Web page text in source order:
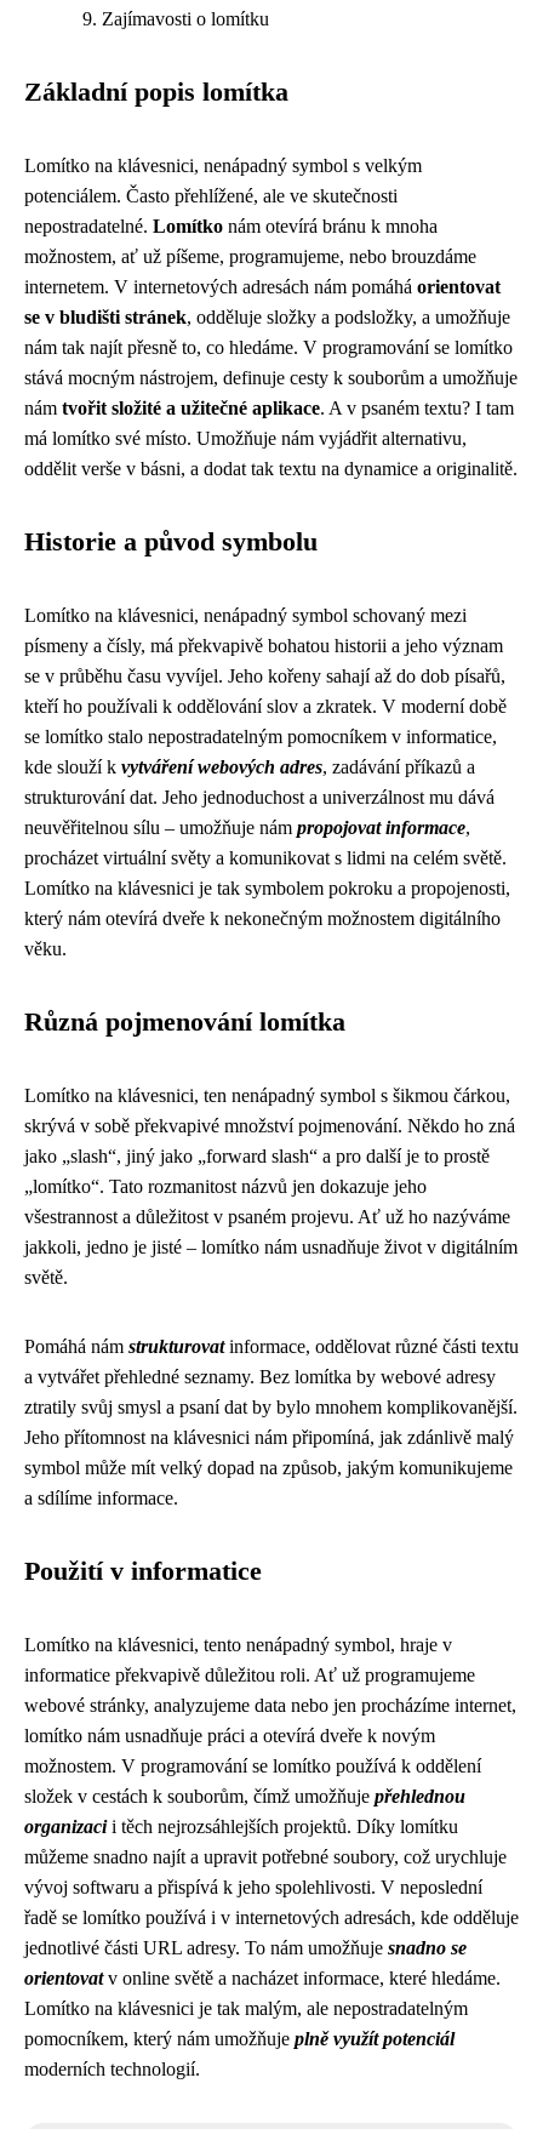
Zajímavosti o lomítku
Základní popis lomítka
Lomítko na klávesnici, nenápadný symbol s velkým
potenciálem. Často přehlížené, ale ve skutečnosti
nepostradatelné. Lomítko nám otevírá bránu k mnoha
možnostem, ať už píšeme, programujeme, nebo brouzdáme
internetem. V internetových adresách nám pomáhá orientovat
se v bludišti stránek, odděluje složky a podsložky, a umožňuje
nám tak najít přesně to, co hledáme. V programování se lomítko
stává mocným nástrojem, definuje cesty k souborům a umožňuje
nám tvořit složité a užitečné aplikace. A v psaném textu? I tam
má lomítko své místo. Umožňuje nám vyjádřit alternativu,
oddělit verše v básni, a dodat tak textu na dynamice a originalitě.
Historie a původ symbolu
Lomítko na klávesnici, nenápadný symbol schovaný mezi
písmeny a čísly, má překvapivě bohatou historii a jeho význam
se v průběhu času vyvíjel. Jeho kořeny sahají až do dob písařů,
kteří ho používali k oddělování slov a zkratek. V moderní době
se lomítko stalo nepostradatelným pomocníkem v informatice,
kde slouží k vytváření webových adres, zadávání příkazů a
strukturování dat. Jeho jednoduchost a univerzálnost mu dává
neuvěřitelnou sílu – umožňuje nám propojovat informace,
procházet virtuální světy a komunikovat s lidmi na celém světě.
Lomítko na klávesnici je tak symbolem pokroku a propojenosti,
který nám otevírá dveře k nekonečným možnostem digitálního
věku.
Různá pojmenování lomítka
Lomítko na klávesnici, ten nenápadný symbol s šikmou čárkou,
skrývá v sobě překvapivé množství pojmenování. Někdo ho zná
jako „slash“, jiný jako „forward slash“ a pro další je to prostě
„lomítko“. Tato rozmanitost názvů jen dokazuje jeho
všestrannost a důležitost v psaném projevu. Ať už ho nazýváme
jakkoli, jedno je jisté – lomítko nám usnadňuje život v digitálním
světě.
Pomáhá nám strukturovatinformace, oddělovat různé části textu
a vytvářet přehledné seznamy. Bez lomítka by webové adresy
ztratily svůj smysl a psaní dat by bylo mnohem komplikovanější.
Jeho přítomnost na klávesnici nám připomíná, jak zdánlivě malý
symbol může mít velký dopad na způsob, jakým komunikujeme
a sdílíme informace.
Použití v informatice
Lomítko na klávesnici, tento nenápadný symbol, hraje v
informatice překvapivě důležitou roli. Ať už programujeme
webové stránky, analyzujeme data nebo jen procházíme internet,
lomítko nám usnadňuje práci a otevírá dveře k novým
možnostem. V programování se lomítko používá k oddělení
složek v cestách k souborům, čímž umožňuje přehlednou
organizacii těch nejrozsáhlejších projektů. Díky lomítku
můžeme snadno najít a upravit potřebné soubory, což urychluje
vývoj softwaru a přispívá k jeho spolehlivosti. V neposlední
řadě se lomítko používá i v internetových adresách, kde odděluje
jednotlivé části URL adresy. To nám umožňuje snadno se
orientovatv online světě a nacházet informace, které hledáme.
Lomítko na klávesnici je tak malým, ale nepostradatelným
pomocníkem, který nám umožňuje plně využít potenciál
moderních technologií.